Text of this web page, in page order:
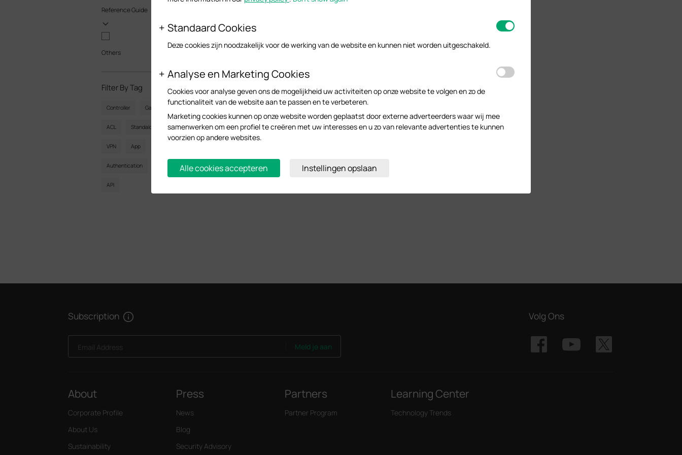
Reference Guide
Others
Filter By Tag
Controller Gateway
ACL Standalone Mesh CLI
VPN App
Authentication Wireless
API
Subscription
Meld je aan
Volg Ons
About
Corporate Profile
About Us
Sustainability
Press
News
Blog
Security Advisory
Partners
Partner Program
Learning Center
Technology Trends
Standaard Cookies
Deze cookies zijn noodzakelijk voor de werking van de website en kunnen niet worden uitgeschakeld.
Analyse en Marketing Cookies
Cookies voor analyse geven ons de mogelijkheid uw activiteiten op onze website te volgen en zo de
functionaliteit van de website aan te passen en te verbeteren.
Marketing cookies kunnen op onze website worden geplaatst door externe adverteerders waar wij mee
samenwerken om een profiel te creëren met uw interesses en u zo van relevante advertenties te kunnen
voorzien op andere websites.
Alle cookies accepteren Instellingen opslaan